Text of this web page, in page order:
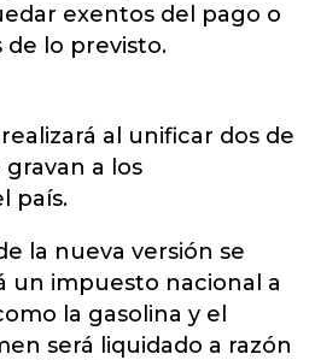
exentos del pago o
de lo previsto.
al unificar dos de
a los
país.
la nueva versión se
un impuesto nacional a
la gasolina y el
será liquidado a razón